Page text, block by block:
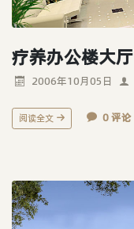
疗养办公楼大厅
2006年10月05日
阅读全文 0 评论